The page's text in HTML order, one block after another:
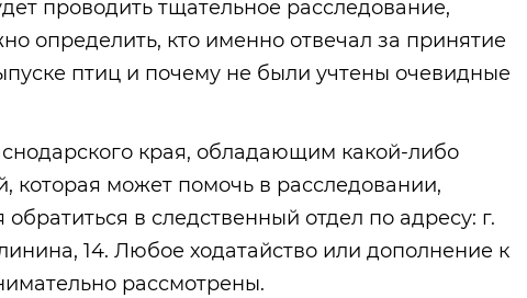
проводить тщательное расследование,
определить, кто именно отвечал за принятие
птиц и почему не были учтены очевидные
края, обладающим какой-либо
которая может помочь в расследовании,
обратиться в следственный отдел по адресу: г.
14. Любое ходатайство или дополнение к
рассмотрены.